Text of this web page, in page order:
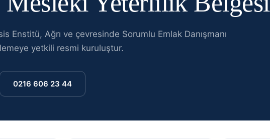
Enstitü, Ağrı ve çevresinde Sorumlu Emlak Danışmanı
yetkili resmi kuruluştur.
0216 606 23 44